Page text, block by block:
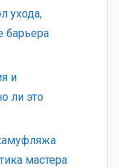
ухода,
барьера
и
ли это
мастера